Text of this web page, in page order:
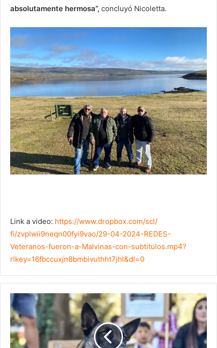
absolutamente hermosa”, concluyó Nicoletta.
Link a video: https://www.dropbox.com/scl/
fi/zvplwii9neqn00fyi9vao/29-04-2024-REDES-
Veteranos-fueron-a-Malvinas-con-subtitulos.mp4?
rlkey=16fbccuxjn8bmbivuthht7jhl&dl=0